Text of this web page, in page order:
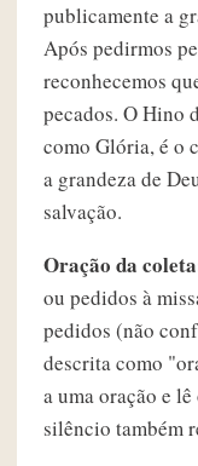
publicamente a
Após pedirmos
reconhecemos
pecados. O Hino
como Glória, é o
a grandeza de
salvação.
Oração da
ou pedidos à
pedidos (não
descrita como
a uma oração e
silêncio também